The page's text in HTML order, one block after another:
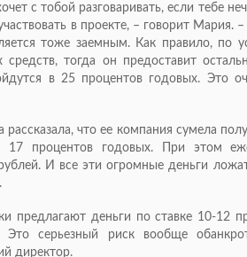
с тобой разговаривать, если тебе
в проекте, – говорит Мария.
тоже заемным. Как правило, по
средств, тогда он предоставит
в 25 процентов годовых. Это
рассказала, что ее компания сумела
17 процентов годовых. При этом
И все эти огромные деньги
предлагают деньги по ставке 10-
Это серьезный риск вообще
директор.